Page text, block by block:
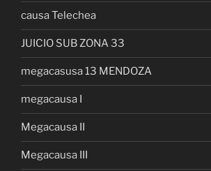
causa Telechea
JUICIO SUB ZONA 33
megacasusa 13 MENDOZA
megacausa I
Megacausa II
Megacausa III